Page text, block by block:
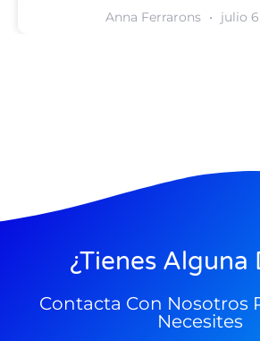
Anna Ferrarons julio
¿Tienes Alguna
Contacta Con Nosotros
Necesites